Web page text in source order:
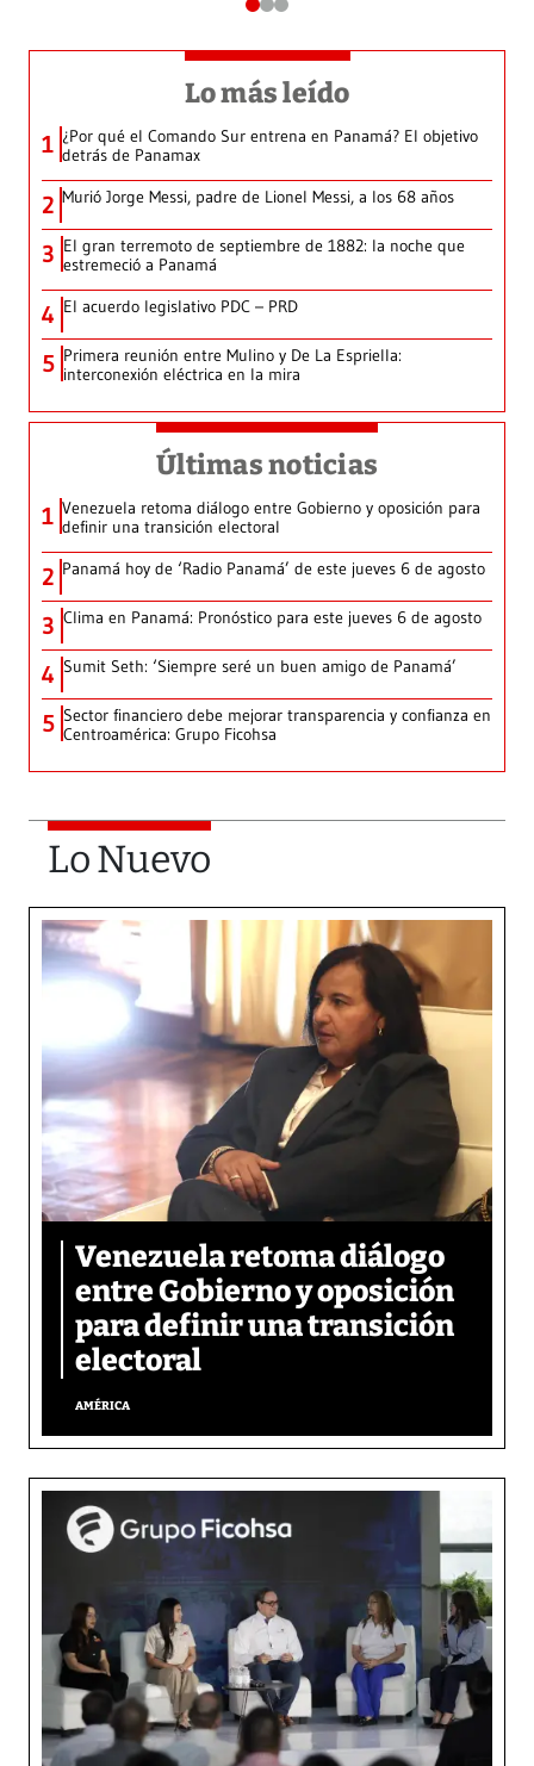
Lo más leído
1 ¿Por qué el Comando Sur entrena en Panamá? El objetivo
detrás de Panamax
2 Murió Jorge Messi, padre de Lionel Messi, a los 68 años
3 El gran terremoto de septiembre de 1882: la noche que
estremeció a Panamá
4 El acuerdo legislativo PDC – PRD
5 Primera reunión entre Mulino y De La Espriella:
interconexión eléctrica en la mira
Últimas noticias
1 Venezuela retoma diálogo entre Gobierno y oposición para
definir una transición electoral
2 Panamá hoy de ‘Radio Panamá’ de este jueves 6 de agosto
3 Clima en Panamá: Pronóstico para este jueves 6 de agosto
4 Sumit Seth: ‘Siempre seré un buen amigo de Panamá’
5 Sector financiero debe mejorar transparencia y confianza en
Centroamérica: Grupo Ficohsa
Lo Nuevo
Venezuela retoma diálogo
entre Gobierno y oposición
para definir una transición
electoral
AMÉRICA